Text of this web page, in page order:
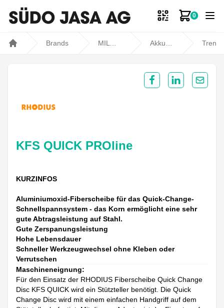
0
Zum
Brands
KFS QUICK PROline
KURZINFOS
Aluminiumoxid-Fiberscheibe für das Quick-Change-
Schnellspannsystem - das Korn ermöglicht eine sehr
gute Abtragsleistung auf Stahl.
Gute Zerspanungsleistung
Hohe Lebensdauer
Schneller Werkzeugwechsel ohne Kleben oder
Verrutschen
Maschineneignung:
Für den Einsatz der RHODIUS Fiberscheibe Quick Change
Disc KFS QUICK wird ein Stützteller benötigt. Die Quick
Change Disc wird mit einem einfachen Handgriff auf dem
Share on Facebook
Share onShare